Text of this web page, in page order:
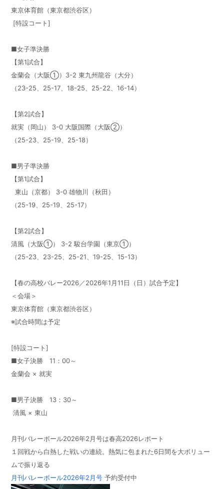
東京体育館（東京都渋谷区）
[特設コート]
■女子準決勝
【第1試合】
金蘭会（大阪①）3-2 東九州龍谷（大分）
（23-25、25-17、18-25、25-22、16-14）
【第2試合】
就実（岡山） 3-0 大阪国際（大阪②）
（25-23、25-19、25-18）
■男子準決勝
【第1試合】
東山（京都） 3-0 雄物川（秋田）
（25-19、25-19、25-17）
【第2試合】
清風（大阪①） 3-2 駿台学園（東京①）
（25-23、23-25、25-21、19-25、15-13）
【春の高校バレー2026／2026年1月11日（日）試合予定】
＜会場＞
東京体育館（東京都渋谷区）
※試合時間は予定
[特設コート]
■女子決勝 11：00～
金蘭会 × 就実
■男子決勝 13：30～
清風 × 東山
月刊バレーボール2026年2月号は春高2026レポート
１回戦から白熱した戦いの連続。熱気に包まれた6日間を大ボリュー
ムで振り返る
月刊バレーボール2026年2月号 予約受付中